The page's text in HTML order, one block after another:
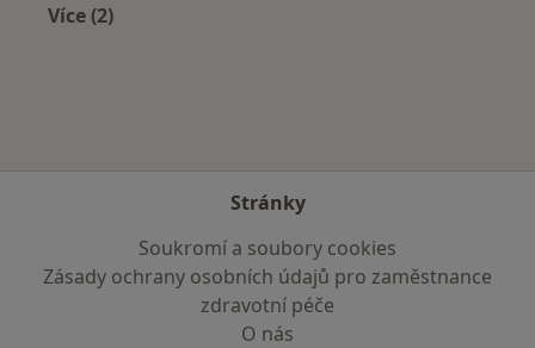
Více (2)
Stránky
Soukromí a soubory cookies
Zásady ochrany osobních údajů pro zaměstnance
zdravotní péče
O nás